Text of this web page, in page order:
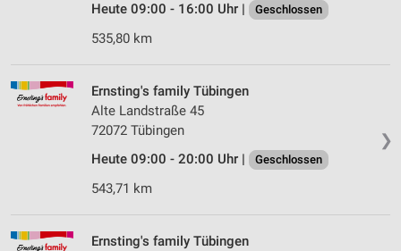
Heute 09:00 - 16:00 Uhr |
Geschlossen
535,80 km
❯
Ernsting's family Tübingen
Alte Landstraße 45
72072 Tübingen
Heute 09:00 - 20:00 Uhr |
Geschlossen
543,71 km
Ernsting's family Tübingen